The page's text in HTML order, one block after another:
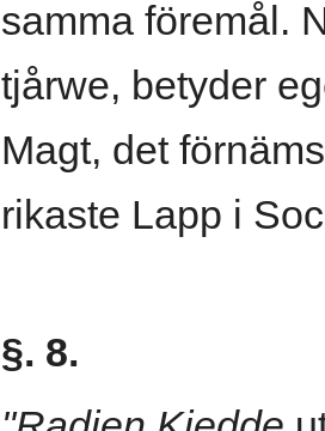
samma föremål.
tjårwe, betyder
Magt, det
rikaste Lapp i
§. 8.